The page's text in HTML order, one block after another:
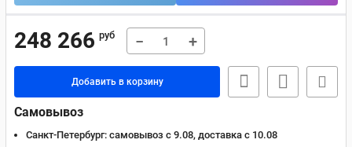
248 266 руб − +
Добавить в корзину
Самовывоз
Санкт-Петербург: самовывоз с 9.08, доставка c 10.08